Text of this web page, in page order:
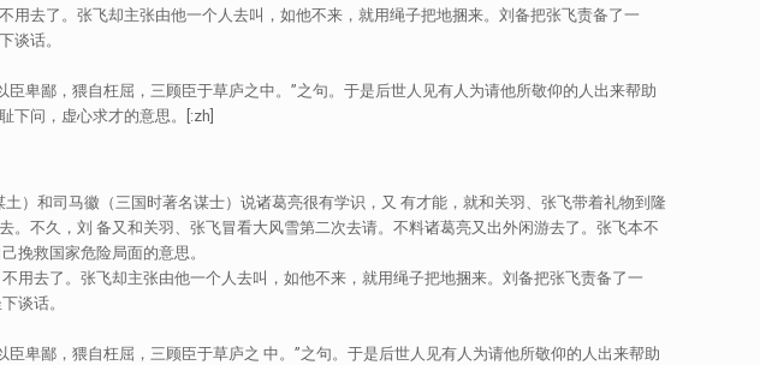
去了。张飞却主张由他一个人去叫，如他不来，就用绳子把地捆来。刘备把张飞责备了一
谈话。
卑鄙，猥自枉屈，三顾臣于草庐之中。”之句。于是后世人见有人为请他所敬仰的人出来帮助
下问，虚心求才的意思。[:zh]
司马徽（三国时著名谋士）说诸葛亮很有学识，又 有才能，就和关羽、张飞带着礼物到隆
不久，刘 备又和关羽、张飞冒看大风雪第二次去请。不料诸葛亮又出外闲游去了。张飞本不
挽救国家危险局面的意思。
去了。张飞却主张由他一个人去叫，如他不来，就用绳子把地捆来。刘备把张飞责备了一
谈话。
卑鄙，猥自枉屈，三顾臣于草庐之 中。”之句。于是后世人见有人为请他所敬仰的人出来帮助